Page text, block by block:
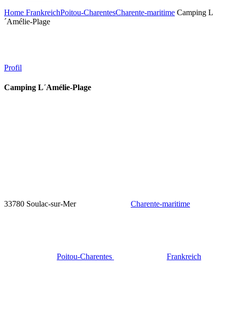
Home FrankreichPoitou-CharentesCharente-maritime Camping L
´Amélie-Plage
Profil
Camping L´Amélie-Plage
33780 Soulac-sur-Mer Charente-maritime
Poitou-Charentes Frankreich